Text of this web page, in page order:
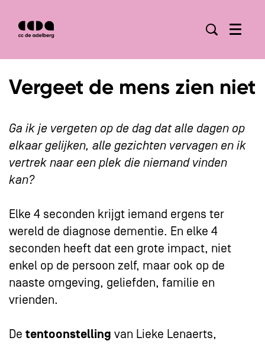
Menu
Vergeet de mens zien niet
Ga ik je vergeten op de dag dat alle dagen op
elkaar gelijken, alle gezichten vervagen en ik
vertrek naar een plek die niemand vinden
kan?
Elke 4 seconden krijgt iemand ergens ter
wereld de diagnose dementie. En elke 4
seconden heeft dat een grote impact, niet
enkel op de persoon zelf, maar ook op de
naaste omgeving, geliefden, familie en
vrienden.
De tentoonstelling van Lieke Lenaerts,